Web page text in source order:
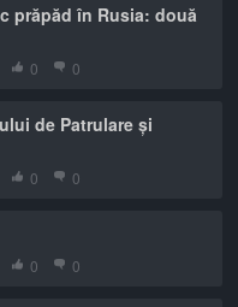
prăpăd în Rusia: două
0 0
de Patrulare și
0 0
0 0